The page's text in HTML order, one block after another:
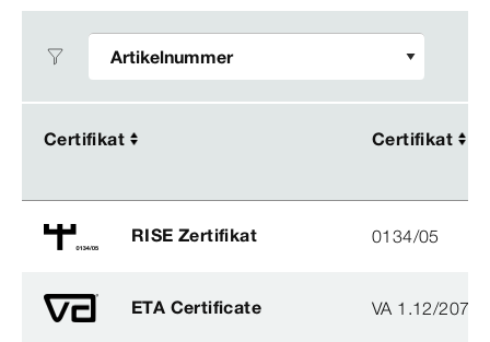
Certifikat Certifikat
Certifikat Certifikat
RISE Zertifikat 0134/05
ETA Certificate VA 1.12/20786